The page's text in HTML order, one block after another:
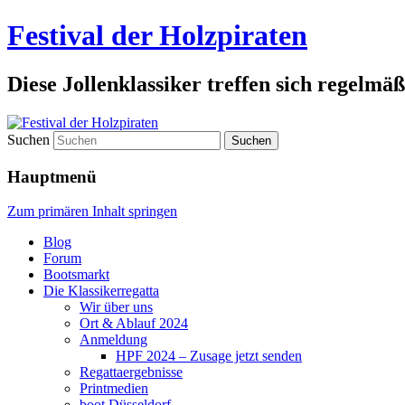
Festival der Holzpiraten
Diese Jollenklassiker treffen sich
Suchen
Hauptmenü
Zum primären Inhalt springen
Blog
Forum
Bootsmarkt
Die Klassikerregatta
Wir über uns
Ort & Ablauf 2024
Anmeldung
HPF 2024 – Zusage jetzt senden
Regattaergebnisse
Printmedien